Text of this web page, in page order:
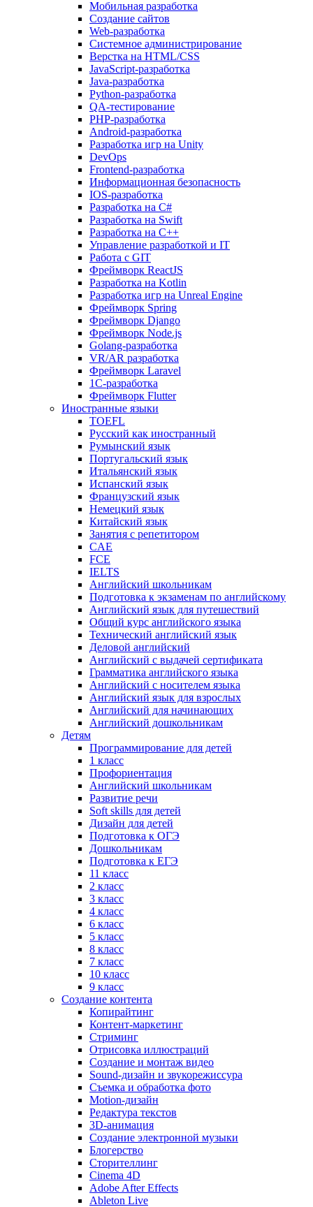
Мобильная разработка
Создание сайтов
Web-разработка
Системное администрирование
Верстка на HTML/CSS
JavaScript-разработка
Java-разработка
Python-разработка
QA-тестирование
PHP-разработка
Android-разработка
Разработка игр на Unity
DevOps
Frontend-разработка
Информационная безопасность
IOS-разработка
Разработка на C#
Разработка на Swift
Разработка на C++
Управление разработкой и IT
Работа с GIT
Фреймворк ReactJS
Разработка на Kotlin
Разработка игр на Unreal Engine
Фреймворк Spring
Фреймворк Django
Фреймворк Node.js
Golang-разработка
VR/AR разработка
Фреймворк Laravel
1C-разработка
Фреймворк Flutter
Иностранные языки
TOEFL
Русский как иностранный
Румынский язык
Португальский язык
Итальянский язык
Испанский язык
Французский язык
Немецкий язык
Китайский язык
Занятия с репетитором
CAE
FCE
IELTS
Английский школьникам
Подготовка к экзаменам по английскому
Английский язык для путешествий
Общий курс английского языка
Технический английский язык
Деловой английский
Английский с выдачей сертификата
Грамматика английского языка
Английский с носителем языка
Английский язык для взрослых
Английский для начинающих
Английский дошкольникам
Детям
Программирование для детей
1 класс
Профориентация
Английский школьникам
Развитие речи
Soft skills для детей
Дизайн для детей
Подготовка к ОГЭ
Дошкольникам
Подготовка к ЕГЭ
11 класс
2 класс
3 класс
4 класс
6 класс
5 класс
8 класс
7 класс
10 класс
9 класс
Создание контента
Копирайтинг
Контент-маркетинг
Стриминг
Отрисовка иллюстраций
Создание и монтаж видео
Sound-дизайн и звукорежиссура
Съемка и обработка фото
Motion-дизайн
Редактура текстов
3D-анимация
Создание электронной музыки
Блогерство
Сторителлинг
Cinema 4D
Adobe After Effects
Ableton Live